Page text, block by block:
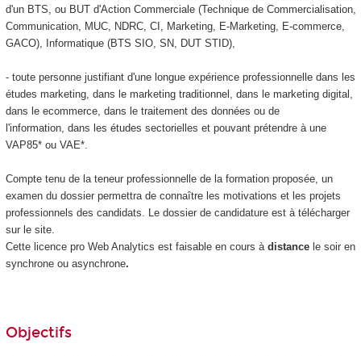
d'un BTS, ou BUT d'Action Commerciale (Technique de Commercialisation,
Communication, MUC, NDRC, CI, Marketing, E-Marketing, E-commerce,
GACO), Informatique (BTS SIO, SN, DUT STID),
- toute personne justifiant d'une longue expérience professionnelle dans les
études marketing, dans le marketing traditionnel, dans le marketing digital,
dans le ecommerce, dans le traitement des données ou de
l'information, dans les études sectorielles et pouvant prétendre à une
VAP85* ou VAE*.
Compte tenu de la teneur professionnelle de la formation proposée, un
examen du dossier permettra de connaître les motivations et les projets
professionnels des candidats. Le dossier de candidature est à télécharger
sur le site.
Cette licence pro Web Analytics est faisable en cours à distancele soir en
synchrone ou asynchrone.
Objectifs